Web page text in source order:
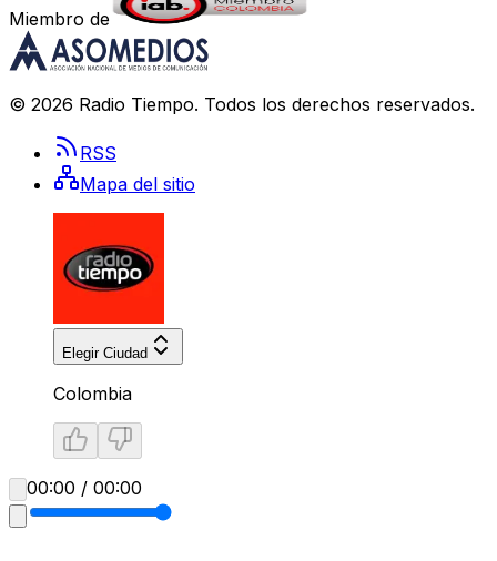
Miembro de
© 2026 Radio Tiempo. Todos los derechos reservados.
RSS
Mapa del sitio
Elegir Ciudad
Colombia
00:00 / 00:00